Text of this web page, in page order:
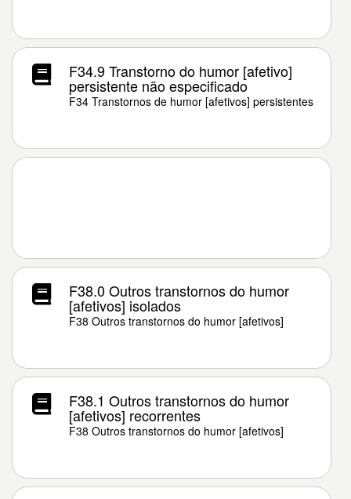
F34.9 Transtorno do humor [afetivo]
persistente não especificado
F34 Transtornos de humor [afetivos] persistentes
F38.0 Outros transtornos do humor
[afetivos] isolados
F38 Outros transtornos do humor [afetivos]
F38.1 Outros transtornos do humor
[afetivos] recorrentes
F38 Outros transtornos do humor [afetivos]